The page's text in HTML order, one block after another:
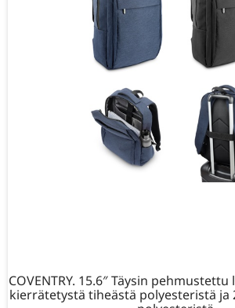
COVENTRY. 15.6″ Täysin
kierrätetystä tiheästä polyesteristä ja